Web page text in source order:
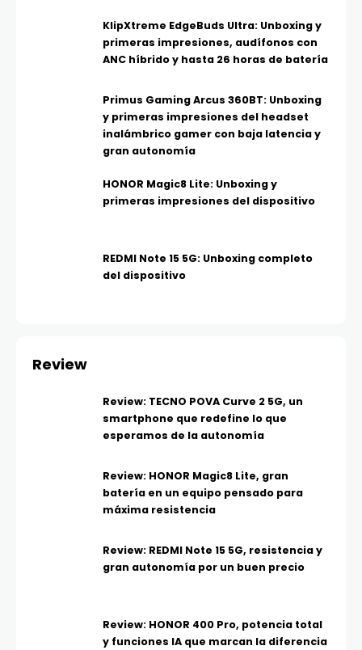
KlipXtreme EdgeBuds Ultra: Unboxing y
primeras impresiones, audífonos con
ANC híbrido y hasta 26 horas de batería
Primus Gaming Arcus 360BT: Unboxing
y primeras impresiones del headset
inalámbrico gamer con baja latencia y
gran autonomía
HONOR Magic8 Lite: Unboxing y
primeras impresiones del dispositivo
REDMI Note 15 5G: Unboxing completo
del dispositivo
Review
Review: TECNO POVA Curve 2 5G, un
smartphone que redefine lo que
esperamos de la autonomía
Review: HONOR Magic8 Lite, gran
batería en un equipo pensado para
máxima resistencia
Review: REDMI Note 15 5G, resistencia y
gran autonomía por un buen precio
Review: HONOR 400 Pro, potencia total
y funciones IA que marcan la diferencia